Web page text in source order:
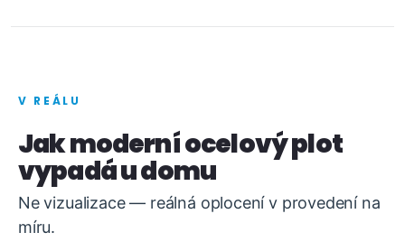
V REÁLU
Jak moderní ocelový plot
vypadá u domu
Ne vizualizace — reálná oplocení v provedení na
míru.